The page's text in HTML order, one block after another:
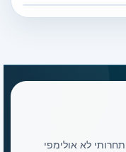
לא אולימפי